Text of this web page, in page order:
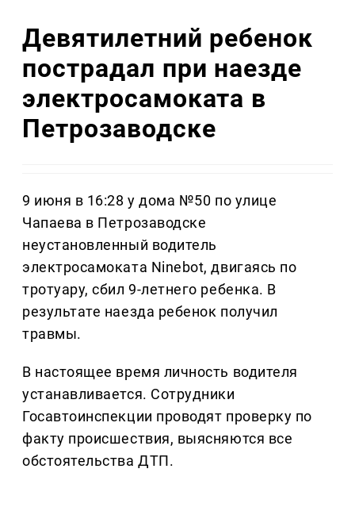
Девятилетний ребенок
пострадал при наезде
электросамоката в
Петрозаводске
9 июня в 16:28 у дома №50 по улице
Чапаева в Петрозаводске
неустановленный водитель
электросамоката Ninebot, двигаясь по
тротуару, сбил 9-летнего ребенка. В
результате наезда ребенок получил
травмы.
В настоящее время личность водителя
устанавливается. Сотрудники
Госавтоинспекции проводят проверку по
факту происшествия, выясняются все
обстоятельства ДТП.